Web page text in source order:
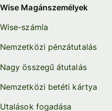
Wise Magánszemélyek
Wise-számla
Nemzetközi pénzátutalás
Nagy összegű átutalás
Nemzetközi betéti kártya
Utalások fogadása